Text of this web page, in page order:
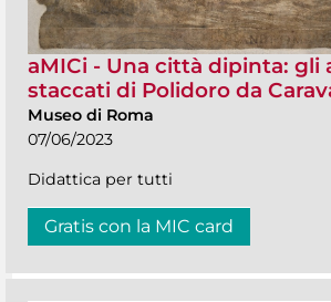
aMICi - Una città dipinta: gli
staccati di Polidoro da
Museo di Roma
07/06/2023
Didattica per tutti
Gratis con la MIC card